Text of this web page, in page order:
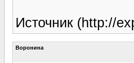
Источник (http://
Воронина